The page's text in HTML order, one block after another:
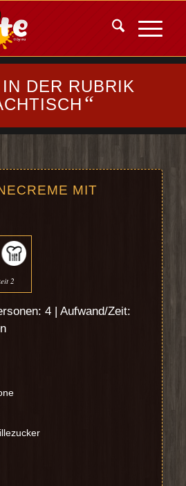
DER RUBRIK
“
MIT
2
4 | Aufwand/Zeit: